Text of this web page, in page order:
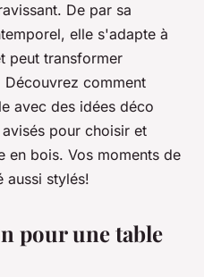
De par sa
elle s'adapte à
peut transformer
comment
avec des idées déco
pour choisir et
en bois. Vos moments de
aussi stylés!
pour une table